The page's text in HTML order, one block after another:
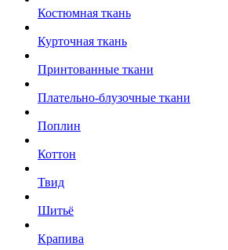
Костюмная ткань
Курточная ткань
Принтованные ткани
Плательно-блузочные ткани
Поплин
Коттон
Твид
Шитьё
Крапива